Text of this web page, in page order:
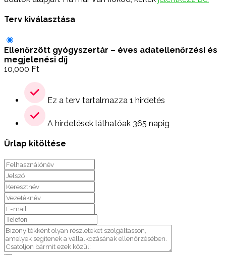
Terv kiválasztása
Ellenőrzött gyógyszertár – éves adatellenőrzési és
megjelenési díj
10,000 Ft
Ez a terv tartalmazza 1 hirdetés
A hirdetések láthatóak 365 napig
Űrlap kitöltése